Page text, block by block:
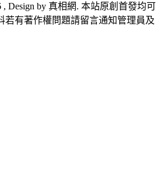
, Design by 真相網. 本站原創首發均可
若有著作權問題請留言通知管理員及